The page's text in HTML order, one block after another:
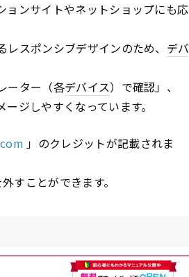
ョンサイトやネットショップにも応
スポンシブデザインのため、 デバ
ーター（各デバイス）で確認」、
ジしやすくなっています。
」のクレジットが記載されま
すことができます。